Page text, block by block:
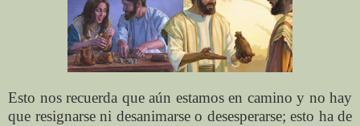
Esto nos recuerda que aún estamos en camino y no hay
que resignarse ni desanimarse o desesperarse; esto ha de